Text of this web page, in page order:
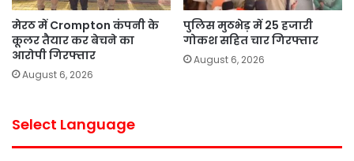
मेरठ में Crompton कंपनी के
कूलर तैयार कर बेचने का
आरोपी गिरफ्तार
August 6, 2026
पुलिस मुठभेड़ में 25 हजारी
गोकश सहित चार गिरफ्तार
August 6, 2026
Select Language